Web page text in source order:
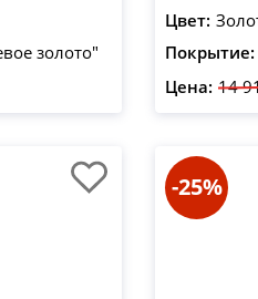
золото"
Цвет:
Покрытие:
Цена: 14
-25%